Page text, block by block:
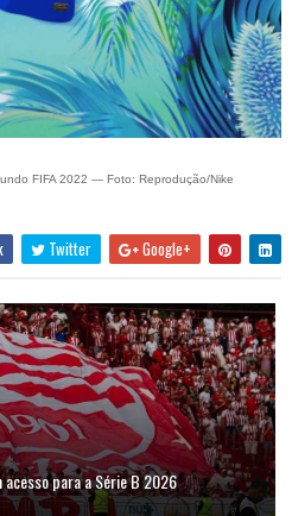
FIFA 2022 — Foto: Reprodução/Nike
Twitter Google+
para a Série B 2026